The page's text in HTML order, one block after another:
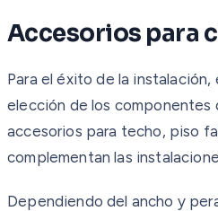
Accesorios para
Para el éxito de la instalación,
elección de los componentes
accesorios para techo, piso
complementan las
Dependiendo del ancho y